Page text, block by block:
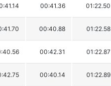
00:41.36 01:22.50
00:40.88 01:22.58
00:42.31 01:22.87
00:40.14 01:22.89